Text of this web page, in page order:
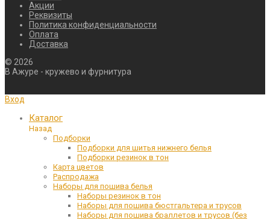
Акции
Реквизиты
Политика конфиденциальности
Оплата
Доставка
© 2026
В Ажуре - кружево и фурнитура
Вход
Каталог
Назад
Подборки
Подборки для шитья нижнего белья
Подборки резинок в тон
Карта цветов
Распродажа
Наборы для пошива белья
Наборы резинок в тон
Наборы для пошива бюстгальтера и трусов
Наборы для пошива браллетов и трусов (без